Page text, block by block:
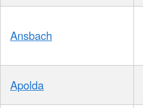
Ansbach
Apolda